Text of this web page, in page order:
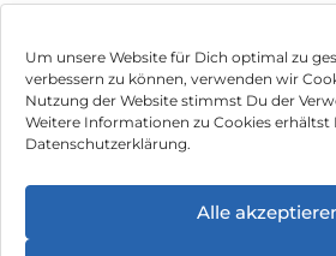
Um unsere Website für Dich optimal zu
verbessern zu können, verwenden wir
Nutzung der Website stimmst Du der
Weitere Informationen zu Cookies erhältst
Datenschutzerklärung.
Alle
Impressum